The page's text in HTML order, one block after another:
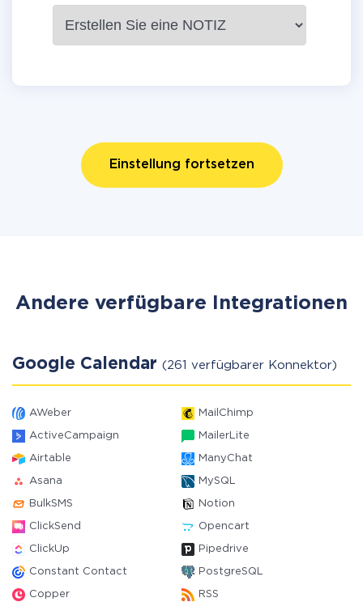
Einstellung fortsetzen
Andere verfügbare Integrationen
Google Calendar (261 verfügbarer Konnektor)
AWeber MailChimp
ActiveCampaign MailerLite
Airtable ManyChat
Asana MySQL
BulkSMS Notion
ClickSend Opencart
ClickUp Pipedrive
Constant Contact PostgreSQL
Copper RSS